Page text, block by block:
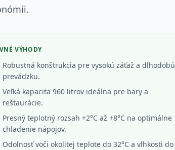
VÝHODY
Robustná konštrukcia pre vysokú záťaž a dlhodobú
prevádzku.
Veľká kapacita 960 litrov ideálna pre bary a
reštaurácie.
Presný teplotný rozsah +2°C až +8°C na optimálne
chladenie nápojov.
Odolnosť voči okolitej teplote do 32°C a vlhkosti do